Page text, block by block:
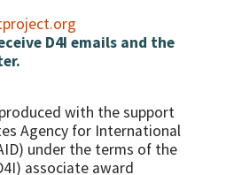
or information used to
FP efforts
D4I emails and the
with the support
Agency for International
under the terms of the
associate award